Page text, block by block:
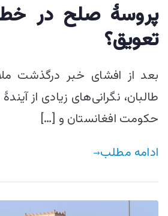
پروسۀ صلح در
تعویق؟
بعد از افشای خبر درگذشت
طالبان، نگرانی‌های زیادی از
حکومت افغانستان و […]
ادامه مطلب